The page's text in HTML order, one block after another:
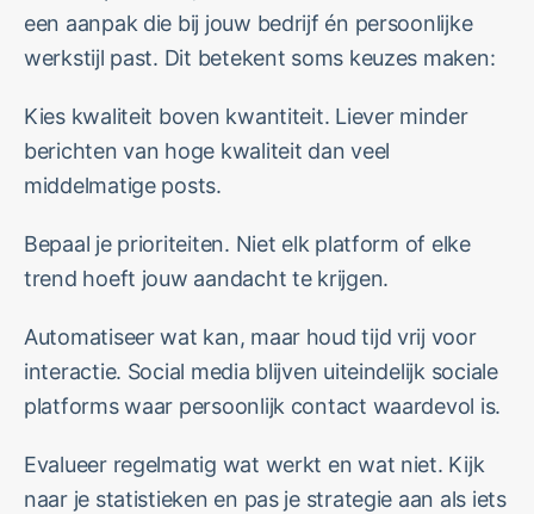
een aanpak die bij jouw bedrijf én persoonlijke
werkstijl past. Dit betekent soms keuzes maken:
Kies kwaliteit boven kwantiteit. Liever minder
berichten van hoge kwaliteit dan veel
middelmatige posts.
Bepaal je prioriteiten. Niet elk platform of elke
trend hoeft jouw aandacht te krijgen.
Automatiseer wat kan, maar houd tijd vrij voor
interactie. Social media blijven uiteindelijk sociale
platforms waar persoonlijk contact waardevol is.
Evalueer regelmatig wat werkt en wat niet. Kijk
naar je statistieken en pas je strategie aan als iets